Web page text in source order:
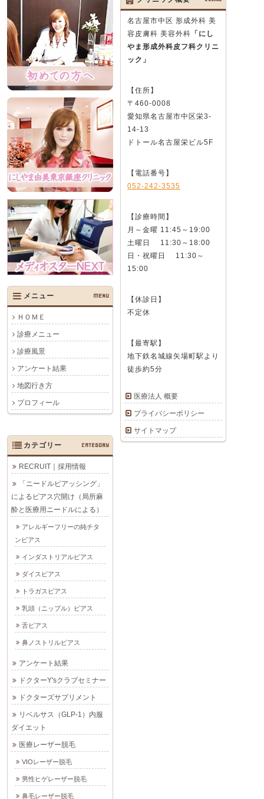
メニュー MENU
ＨＯＭＥ
診療メニュー
診療風景
アンケート結果
地図行き方
プロフィール
名古屋市中区 形成外科 美
容皮膚科 美容外科 「にし
やま形成外科皮フ科クリニ
ック」
【住所】
〒460-0008
愛知県名古屋市中区栄3-
14-13
ドトール名古屋栄ビル5F
【電話番号】
052-242-3535
【診療時間】
月～金曜 11:45～19:00
土曜日 11:30～18:00
日・祝曜日 11:30～
15:00
【休診日】
不定休
【最寄駅】
地下鉄名城線矢場町駅より
徒歩約5分
医療法人 概要
プライバシーポリシー
サイトマップ
カテゴリー
CATEGORY
RECRUIT｜採用情報
「ニードルピアッシング」
によるピアス穴開け（局所麻
酔と医療用ニードルによる）
アレルギーフリーの純チタ
ンピアス
インダストリアルピアス
ダイスピアス
トラガスピアス
乳頭（ニップル）ピアス
舌ピアス
鼻ノストリルピアス
アンケート結果
ドクターY'sクラブセミナー
ドクターズサプリメント
リベルサス（GLP-1）内服
ダイエット
医療レーザー脱毛
VIOレーザー脱毛
男性ヒゲレーザー脱毛
鼻毛レーザー脱毛